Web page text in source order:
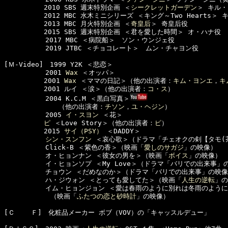
2010 SBS 週末特別企画 ＜ シークレットガーデン ＞ キル
2012 MBC 水木ミニシリーズ ＜キング～Two Hearts＞ キ
2013 MBC 月火特別企画 ＜ 奇皇后 ＞ 奇皇后役
2015 SBS 週末特別企画 ＜君を愛した時間＞ オ・ハナ役
  　　　　　2017 MBC ＜病院船＞　ソン・ウンジェ役
  　　　　　2019 JTBC ＜チョコレート＞　ムン・チャヨン役
[Ｍ-Video]　1999 Y2K ＜悲恋＞
  　　　　　2001
Wax ＜オッパ＞
2001 Wax ＜ママの日記＞（他の出演者： キム・ヨンエ ， キ
2001 ルイ ＜涙＞（他の出演者： コ・ス ）
  　　　　　2004 K.C.M ＜黒白写真＞
  　　　　　　　（他の出演者：
チソン ， ユ・ヘジン ）
  　　　　　2005
イ・スヨン ＜花＞
ピ ＜Love Story＞（他の出演者： ピ）
2015 サイ（PSY）
＜DADDY＞
シン・スンフン ＜哀心歌＞（ドラマ「チェオクの剣【タ
  　　　　　Click-B ＜紫色の香＞（映画「
愛しのサガジ 」の映像）
  　　　　　オ・ヒョンナン ＜彼女の男を＞（映画「
ボイス 」の映像）
　　　　　イ・ヒョンソプ ＜My Love＞（ドラマ「バリでの
　　　　　チョウン ＜だめなのか＞（ドラマ「バリでの出来事」の映
  　　　　　ハ・ジウォン ＜とっても愛してた＞（映画「
人生の逆転 」
　　　　　イム・ヒョンジョン ＜愛は春雨のように別れは冬雨のよう
（映画「 ふたつの恋と砂時計 」の映像）
[Ｃ    Ｆ]　化粧品メーカー ボブ（VOV）の「キャッスルデュー」